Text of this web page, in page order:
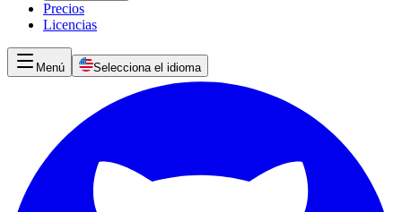
Precios
Licencias
Menú Selecciona el idioma